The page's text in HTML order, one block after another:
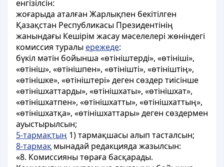
енгізілсін:
жоғарыда аталған Жарлықпен бекітілген
Қазақстан Республикасы Президентiнiң
жанындағы Кешiрiм жасау мәселелерi жөнiндегi
комиссия туралы ережеде:
бүкіл мәтін бойынша «өтініштерді», «өтініші»,
«өтініш», «өтінішпен», «өтінішті», «өтініштің»,
«өтінішке», «өтініштері» деген сөздер тиісінше
«өтінішхаттарды», «өтінішхаты», «өтінішхат»,
«өтінішхатпен», «өтінішхатты», «өтінішхаттың»,
«өтінішхатқа», «өтінішхаттары» деген сөздермен
ауыстырылсын;
5-тармақтың 1) тармақшасыалып тасталсын;
8-тармақ мынадай редакцияда жазылсын:
«8. Комиссияны төраға басқарады.